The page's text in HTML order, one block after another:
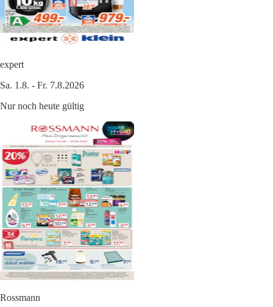
expert
Sa. 1.8. - Fr. 7.8.2026
Nur noch heute gültig
Rossmann